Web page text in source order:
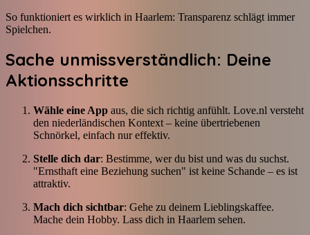
So funktioniert es wirklich in Haarlem: Transparenz schlägt immer
Spielchen.
Sache unmissverständlich: Deine
Aktionsschritte
Wähle eine App aus, die sich richtig anfühlt. Love.nl versteht
den niederländischen Kontext – keine übertriebenen
Schnörkel, einfach nur effektiv.
Stelle dich dar: Bestimme, wer du bist und was du suchst.
"Ernsthaft eine Beziehung suchen" ist keine Schande – es ist
attraktiv.
Mach dich sichtbar: Gehe zu deinem Lieblingskaffee.
Mache dein Hobby. Lass dich in Haarlem sehen.